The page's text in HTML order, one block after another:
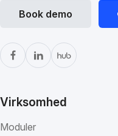
Book demo
Virksomhed
Moduler